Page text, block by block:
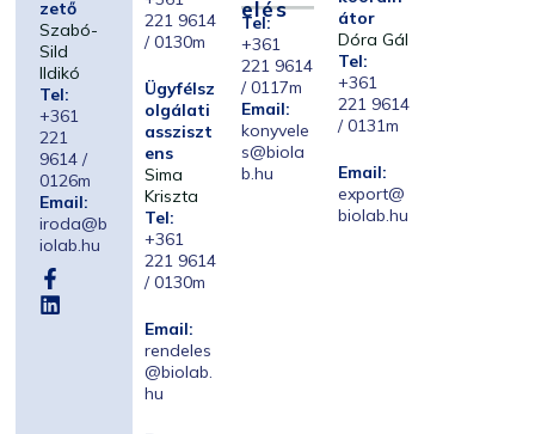
zető
Szabó-
Sild
Ildikó
Tel:
+361
221
9614 /
0126m
Email:
iroda@b
iolab.hu
221 9614
/ 0130m
Ügyfélsz
olgálati
assziszt
ens
Sima
Kriszta
Tel:
+361
221 9614
/ 0130m
Email:
rendeles
@biolab.
hu
Elés
Tel:
+361
221 9614
/ 0117m
Email:
konyvele
s@biola
b.hu
átor
Dóra Gál
Tel:
+361
221 9614
/ 0131m
Email:
export@
biolab.hu